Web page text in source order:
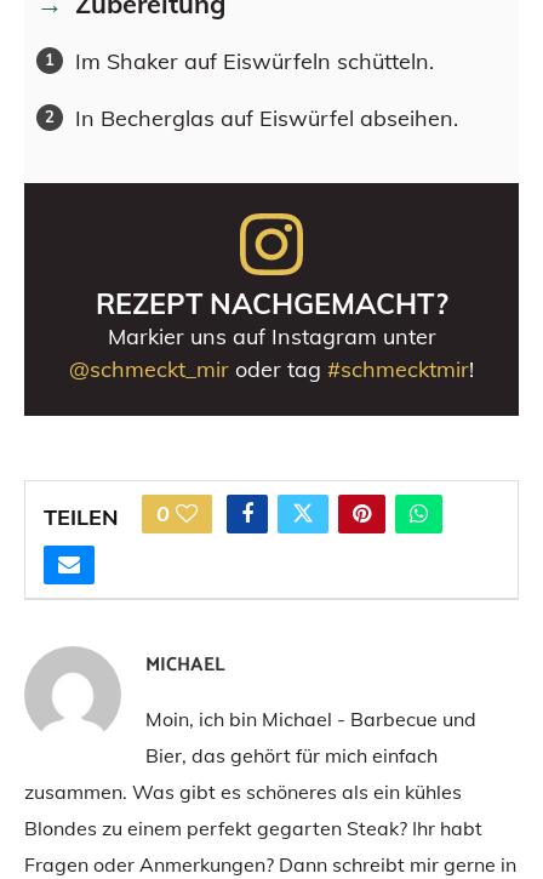
Im Shaker auf Eiswürfeln schütteln.
In Becherglas auf Eiswürfel abseihen.
REZEPT NACHGEMACHT?
Markier uns auf Instagram unter
@schmeckt_mir oder tag #schmecktmir!
TEILEN 0
MICHAEL
Moin, ich bin Michael - Barbecue und
Bier, das gehört für mich einfach
zusammen. Was gibt es schöneres als ein kühles
Blondes zu einem perfekt gegarten Steak? Ihr habt
Fragen oder Anmerkungen? Dann schreibt mir gerne in